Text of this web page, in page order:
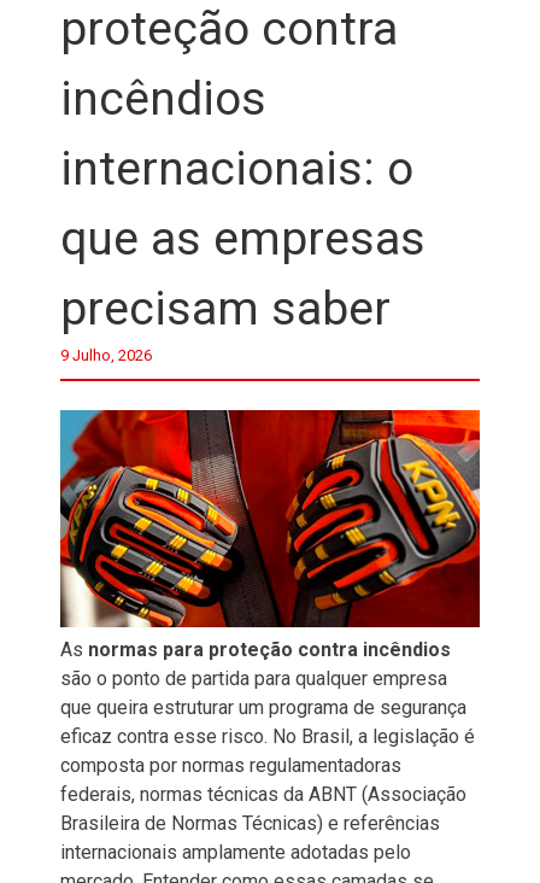
proteção contra
incêndios
internacionais: o
que as empresas
precisam saber
9 Julho, 2026
As normas para proteção contra incêndios
são o ponto de partida para qualquer empresa
que queira estruturar um programa de segurança
eficaz contra esse risco. No Brasil, a legislação é
composta por normas regulamentadoras
federais, normas técnicas da ABNT (Associação
Brasileira de Normas Técnicas) e referências
internacionais amplamente adotadas pelo